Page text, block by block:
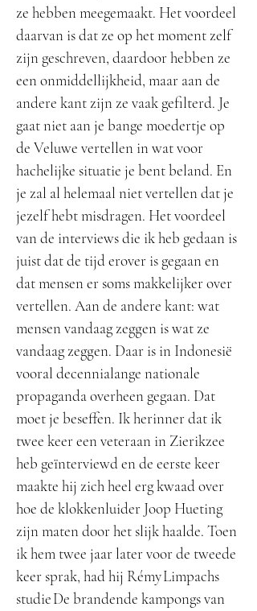
ze hebben meegemaakt. Het voordeel
daarvan is dat ze op het moment zelf
zijn geschreven, daardoor hebben ze
een onmiddellijkheid, maar aan de
andere kant zijn ze vaak gefilterd. Je
gaat niet aan je bange moedertje op
de Veluwe vertellen in wat voor
hachelijke situatie je bent beland. En
je zal al helemaal niet vertellen dat je
jezelf hebt misdragen. Het voordeel
van de interviews die ik heb gedaan is
juist dat de tijd erover is gegaan en
dat mensen er soms makkelijker over
vertellen. Aan de andere kant: wat
mensen vandaag zeggen is wat ze
vandaag zeggen. Daar is in Indonesië
vooral decennialange nationale
propaganda overheen gegaan. Dat
moet je beseffen. Ik herinner dat ik
twee keer een veteraan in Zierikzee
heb geïnterviewd en de eerste keer
maakte hij zich heel erg kwaad over
hoe de klokkenluider Joop Hueting
zijn maten door het slijk haalde. Toen
ik hem twee jaar later voor de tweede
keer sprak, had hij Rémy Limpachs
studie De brandende kampongs van